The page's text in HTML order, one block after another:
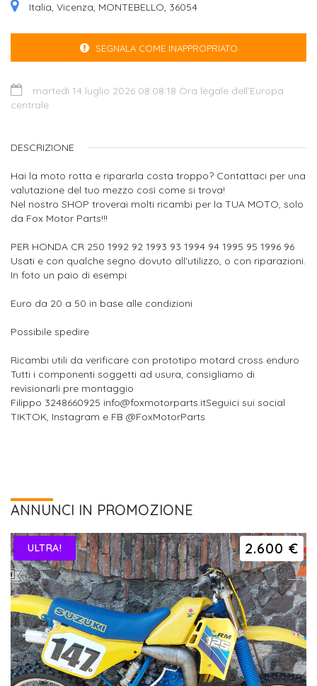
Italia, Vicenza, MONTEBELLO, 36054
SEGNALA COME INAPPROPRIATO
martedì 14 luglio 2026 08:08:18 Ora legale dell’Europa
centrale
DESCRIZIONE
Hai la moto rotta e ripararla costa troppo? Contattaci per una
valutazione del tuo mezzo così come si trova!
Nel nostro SHOP troverai molti ricambi per la TUA MOTO, solo
da Fox Motor Parts!!!
PER HONDA CR 250 1992 92 1993 93 1994 94 1995 95 1996 96
Usati e con qualche segno dovuto all'utilizzo, o con riparazioni.
In foto un paio di esempi
Euro da 20 a 50 in base alle condizioni
Possibile spedire
Ricambi utili da verificare con prototipo motard cross enduro
Tutti i componenti soggetti ad usura, consigliamo di
revisionarli pre montaggio
Filippo 3248660925 info@foxmotorparts.itSeguici sui social
TIKTOK, Instagram e FB @FoxMotorParts
ANNUNCI IN PROMOZIONE
2.600 €
ULTRA!